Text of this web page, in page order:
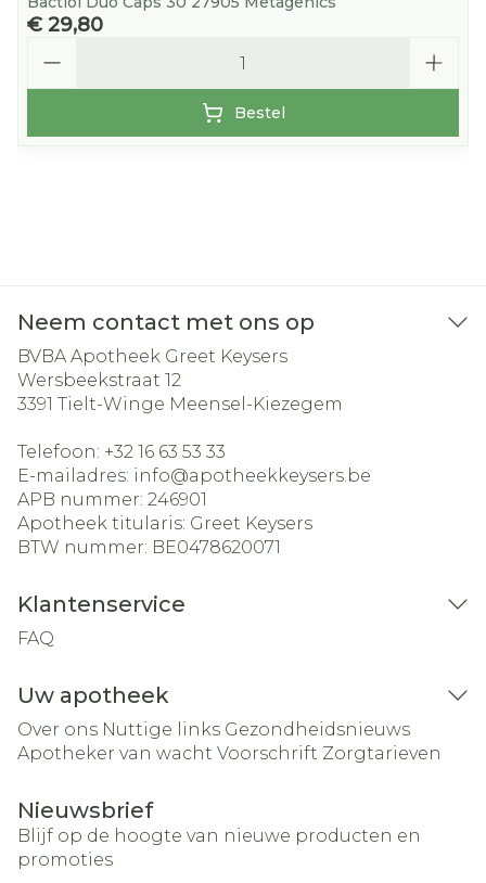
€ 29,80
Bestel
Neem contact met ons op
BVBA Apotheek Greet Keysers
Wersbeekstraat 12
3391 Tielt-Winge Meensel-Kiezegem
Telefoon: +32 16 63 53 33
E-mailadres: info@apotheekkeysers.be
APB nummer: 246901
Apotheek titularis: Greet Keysers
BTW nummer: BE0478620071
Klantenservice
FAQ
Uw apotheek
Over ons Nuttige links Gezondheidsnieuws
Apotheker van wacht Voorschrift Zorgtarieven
Nieuwsbrief
Blijf op de hoogte van nieuwe producten en
promoties